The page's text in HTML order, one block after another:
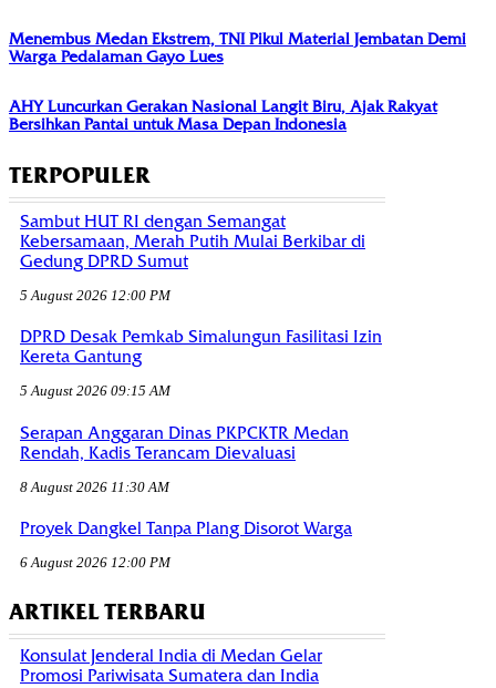
Menembus Medan Ekstrem, TNI Pikul Material Jembatan Demi
Warga Pedalaman Gayo Lues
AHY Luncurkan Gerakan Nasional Langit Biru, Ajak Rakyat
Bersihkan Pantai untuk Masa Depan Indonesia
TERPOPULER
Sambut HUT RI dengan Semangat
Kebersamaan, Merah Putih Mulai Berkibar di
Gedung DPRD Sumut
5 August 2026 12:00 PM
DPRD Desak Pemkab Simalungun Fasilitasi Izin
Kereta Gantung
5 August 2026 09:15 AM
Serapan Anggaran Dinas PKPCKTR Medan
Rendah, Kadis Terancam Dievaluasi
8 August 2026 11:30 AM
Proyek Dangkel Tanpa Plang Disorot Warga
6 August 2026 12:00 PM
ARTIKEL TERBARU
Konsulat Jenderal India di Medan Gelar
Promosi Pariwisata Sumatera dan India